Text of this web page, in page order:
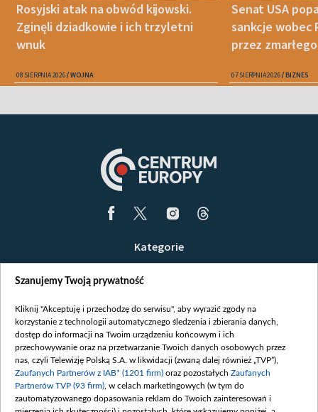
Rosyjski atak na obwód kijowski.
Zginęli dziadkowie i ich trzyletni
wnuk
08 SIERPNIA 2026 WOJNA
Senat USA
sankcje wobec
przez
07 SIERPNIA 2026 BIZNES
Kategorie
Opinie
Białoruś / Polska
Czytelnia
Centrum Europy
O nas
Szanujemy Twoją prywatność
Kliknij "Akceptuję i przechodzę do serwisu", aby wyrazić zgody na
korzystanie z technologii automatycznego śledzenia i zbierania danych,
dostęp do informacji na Twoim urządzeniu końcowym i ich
przechowywanie oraz na przetwarzanie Twoich danych osobowych przez
nas, czyli Telewizję Polską S.A. w likwidacji (zwaną dalej również „TVP”),
Zaufanych Partnerów z IAB* (1201 firm) oraz pozostałych Zaufanych
Partnerów TVP (93 firm) , w celach marketingowych (w tym do
zautomatyzowanego dopasowania reklam do Twoich zainteresowań i